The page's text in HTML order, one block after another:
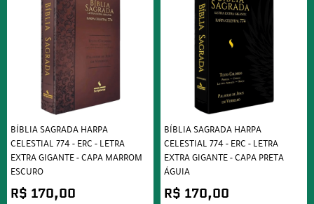
BÍBLIA SAGRADA HARPA
CELESTIAL 774 - ERC - LETRA
EXTRA GIGANTE - CAPA MARROM
ESCURO
R$ 170,00
BÍBLIA SAGRADA HARPA
CELESTIAL 774 - ERC - LETRA
EXTRA GIGANTE - CAPA PRETA
ÁGUIA
R$ 170,00